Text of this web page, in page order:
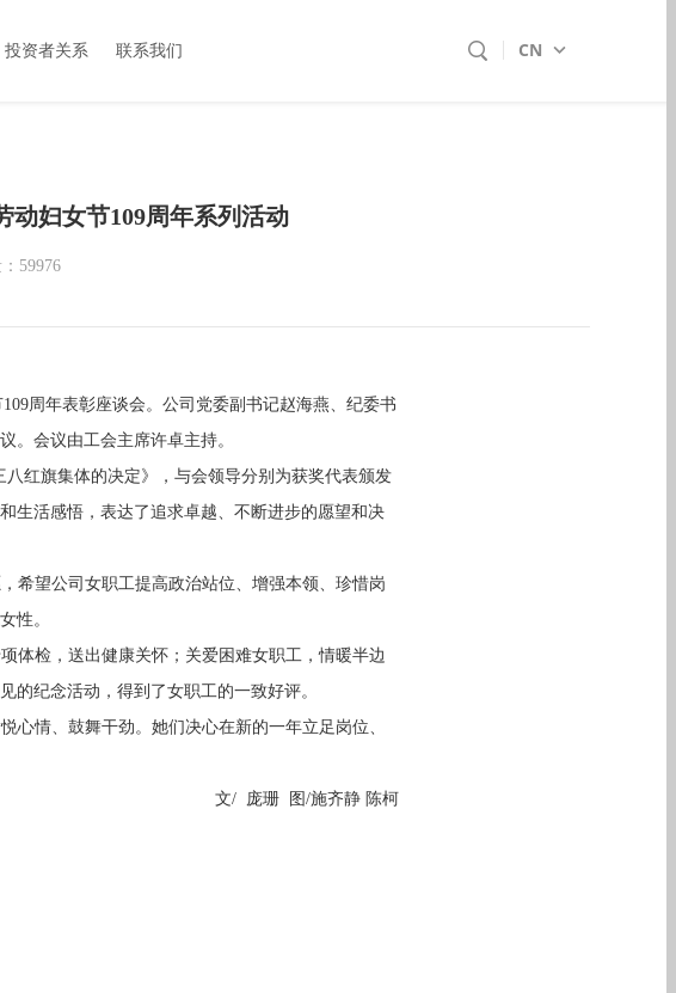
CN
投资者关系 联系我们
妇女节109周年系列活动
59976
109周年表彰座谈会。公司党委副书记赵海燕、纪委书
。会议由工会主席许卓主持。
红旗集体的决定》，与会领导分别为获奖代表颁发
生活感悟，表达了追求卓越、不断进步的愿望和决
希望公司女职工提高政治站位、增强本领、珍惜岗
性。
体检，送出健康关怀；关爱困难女职工，情暖半边
的纪念活动，得到了女职工的一致好评。
心情、鼓舞干劲。她们决心在新的一年立足岗位、
文/ 庞珊 图 /施齐静 陈柯